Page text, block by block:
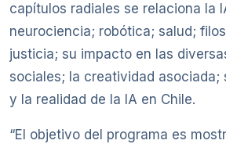
capítulos radiales se relaciona la
neurociencia; robótica; salud;
justicia; su impacto en las
sociales; la creatividad asociada;
y la realidad de la IA en Chile.
“El objetivo del programa es